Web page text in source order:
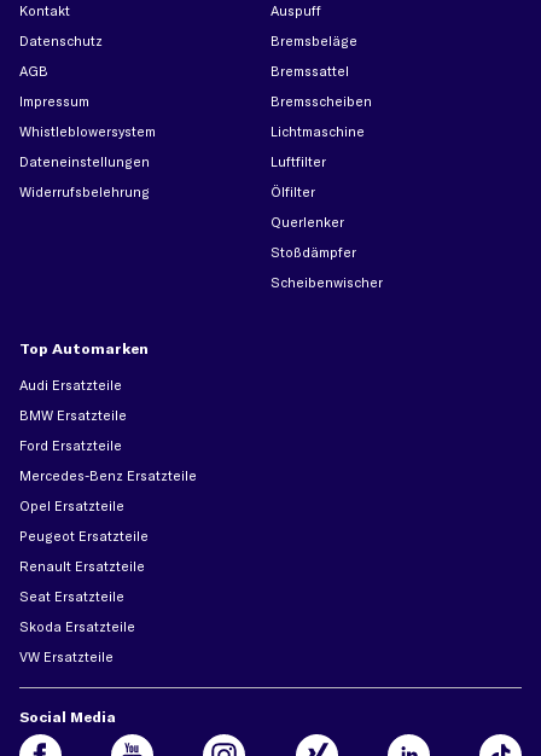
Kontakt
Datenschutz
AGB
Impressum
Whistleblowersystem
Dateneinstellungen
Widerrufsbelehrung
Auspuff
Bremsbeläge
Bremssattel
Bremsscheiben
Lichtmaschine
Luftfilter
Ölfilter
Querlenker
Stoßdämpfer
Scheibenwischer
Top Automarken
Audi Ersatzteile
BMW Ersatzteile
Ford Ersatzteile
Mercedes-Benz Ersatzteile
Opel Ersatzteile
Peugeot Ersatzteile
Renault Ersatzteile
Seat Ersatzteile
Skoda Ersatzteile
VW Ersatzteile
Social Media